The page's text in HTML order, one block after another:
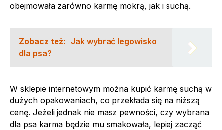
obejmowała zarówno karmę mokrą, jak i suchą.
Zobacz też: Jak wybrać legowisko
dla psa?
W sklepie internetowym można kupić karmę suchą w
dużych opakowaniach, co przekłada się na niższą
cenę. Jeżeli jednak nie masz pewności, czy wybrana
dla psa karma będzie mu smakowała, lepiej zacząć